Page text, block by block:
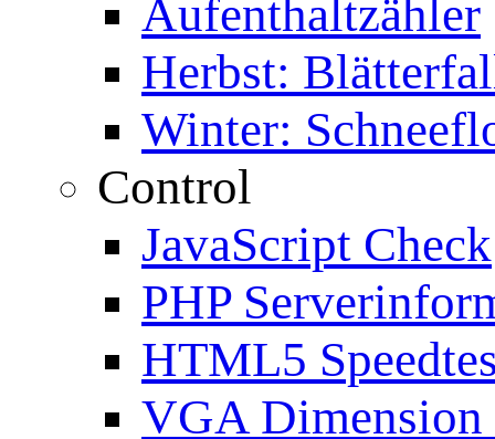
Aufenthaltzähler
Herbst:
Winter:
Control
JavaScript Check
PHP
HTML5
VGA Dimension